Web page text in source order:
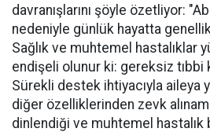
davranışlarını şöyle özetliyor:
nedeniyle günlük hayatta
Sağlık ve muhtemel hastalıklar
endişeli olunur ki: gereksiz tıbbi
Sürekli destek ihtiyacıyla aileya
diğer özelliklerinden zevk
dinlendiği ve muhtemel